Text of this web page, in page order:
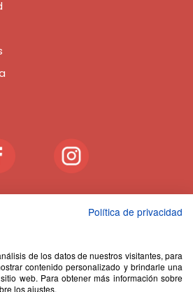
Bilbao y Donostia- San
una amplia y preciosa selección
de madera, muñecos de trapo con
Política de privacidad
de los datos de nuestros visitantes, para
contenido personalizado y brindarle una
web. Para obtener más información sobre
los ajustes.